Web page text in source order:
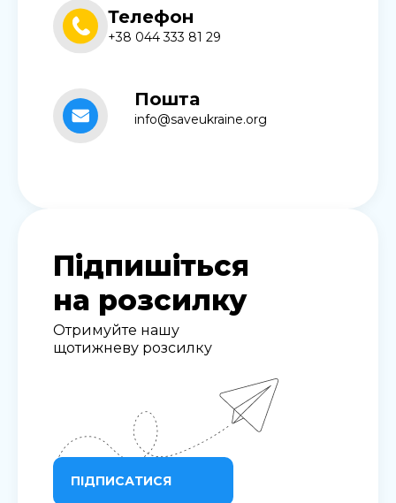
Телефон
+38 044 333 81 29
Пошта
info@saveukraine.org
Підпишіться
на розсилку
Отримуйте нашу
щотижневу розсилку
ПІДПИСАТИСЯ